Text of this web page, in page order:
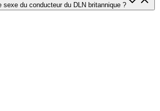
sexe du conducteur du DLN britannique ?